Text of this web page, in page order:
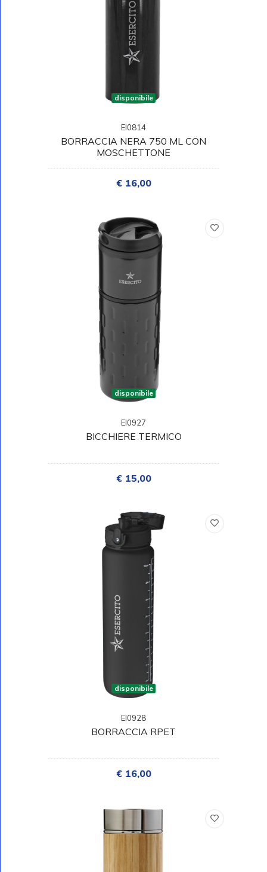
disponibile
EI0814
BORRACCIA NERA 750 ML CON
MOSCHETTONE
€ 16,00
disponibile
EI0927
BICCHIERE TERMICO
€ 15,00
disponibile
EI0928
BORRACCIA RPET
€ 16,00